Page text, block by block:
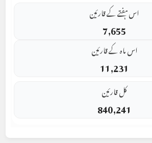
اس ہفتے کے قارئین
7,655
اس ماہ کے قارئین
11,231
کل قارئین
840,241